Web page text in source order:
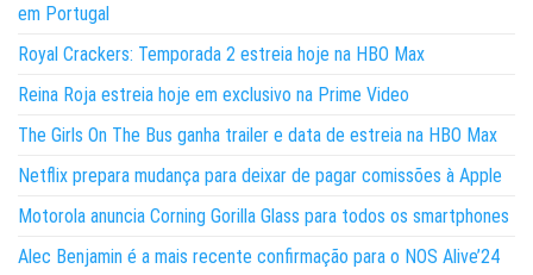
em Portugal
Royal Crackers: Temporada 2 estreia hoje na HBO Max
Reina Roja estreia hoje em exclusivo na Prime Video
The Girls On The Bus ganha trailer e data de estreia na HBO Max
Netflix prepara mudança para deixar de pagar comissões à Apple
Motorola anuncia Corning Gorilla Glass para todos os smartphones
Alec Benjamin é a mais recente confirmação para o NOS Alive’24